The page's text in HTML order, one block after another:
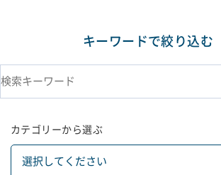
キーワードで絞り込む
カテゴリーから選ぶ